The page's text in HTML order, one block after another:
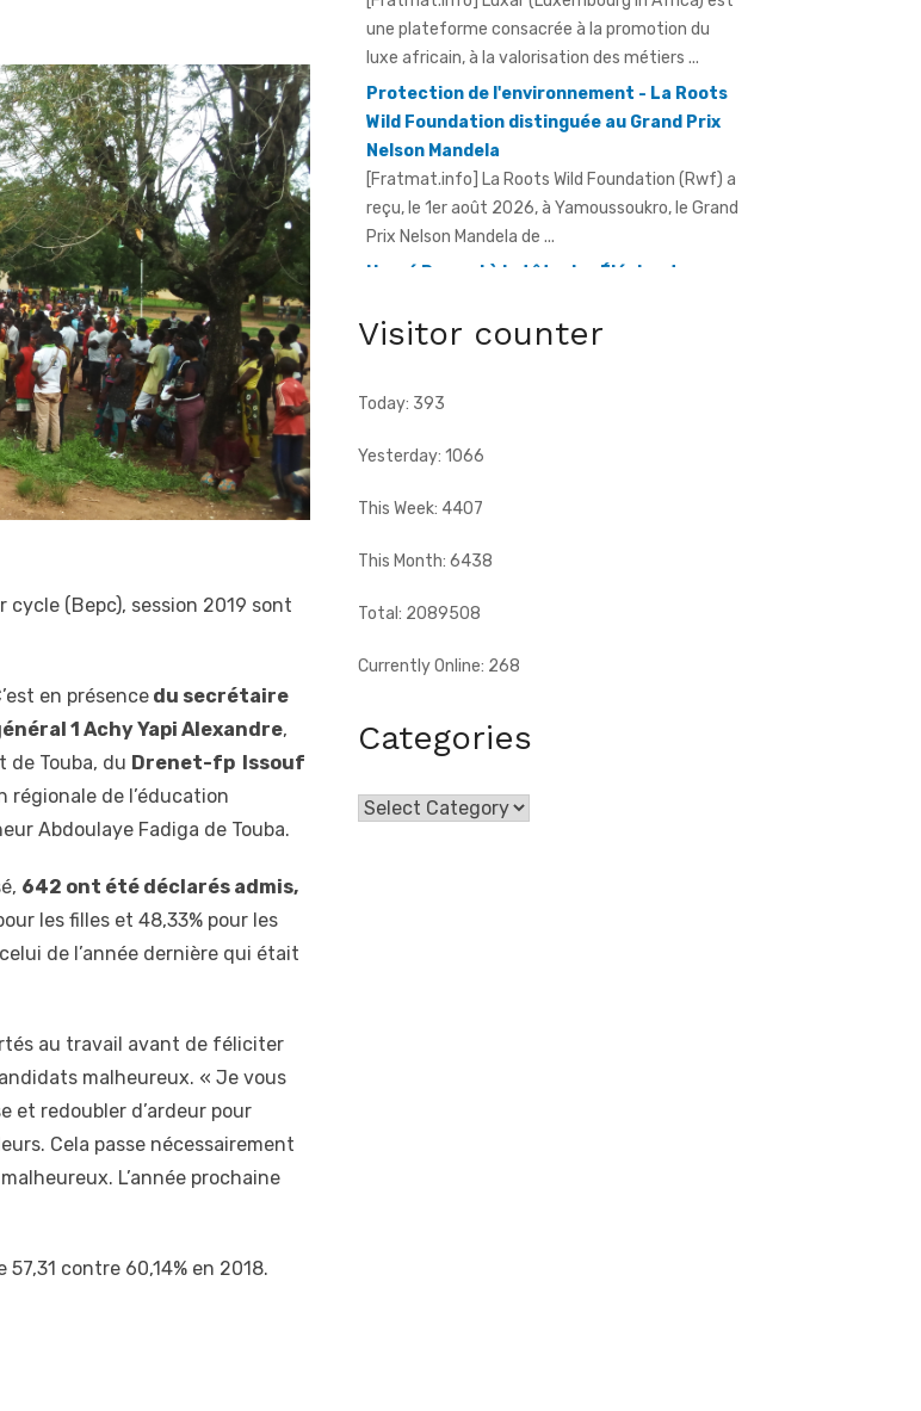
cycle (Bepc), session 2019 sont
en présence du secrétaire
1 Achy Yapi Alexandre,
Touba, du Drenet-fp Issouf
de l’éducation
Abdoulaye Fadiga de Touba.
642 ont été déclarés admis,
les filles et 48,33% pour les
de l’année dernière qui était
au travail avant de féliciter
malheureux. « Je vous
et redoubler d’ardeur pour
Cela passe nécessairement
L’année prochaine
contre 60,14% en 2018.
luxe africain, à la valorisation des métiers ...
Protection de l'environnement - La Roots
Wild Foundation distinguée au Grand Prix
Nelson Mandela
[Fratmat.info] La Roots Wild Foundation (Rwf) a
reçu, le 1er août 2026, à Yamoussoukro, le Grand
Prix Nelson Mandela de ...
Hervé Renard à la tête des Éléphants -
Idriss Diallo justifie son choix
football africain et la capacité d'adaptation du
technicien français justifient, selon la Fif, son
Visitor counter
Today: 393
Yesterday: 1066
This Week: 4407
This Month: 6438
Total: 2089508
Currently Online: 268
Categories
Categories